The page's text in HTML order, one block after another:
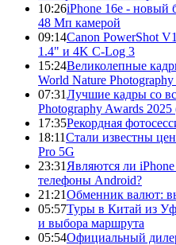
10:26iPhone 16e - новый
48 Мп камерой
09:14Canon PowerShot
1.4" и 4K C-Log 3
15:24Великолепные
World Nature
07:31Лучшие кадры со
Photography Awards
17:35Рекордная
18:11Стали известны
Pro 5G
23:31 Являются ли
телефоны Android?
21:21Обменник валют:
05:57Туры в Китай из
и выбора маршрута
05:54Официальный